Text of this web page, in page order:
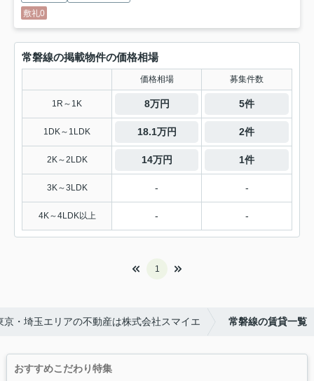
敷礼0
常磐線の掲載物件の価格相場
価格相場 募集件数
1R～1K 8万円 5件
1DK～1LDK 18.1万円 2件
2K～2LDK 14万円 1件
3K～3LDK - -
4K～4LDK以上 - -
1
京・埼玉エリアの不動産は株式会社スマイエ 常磐線の賃貸一覧
おすすめこだわり特集